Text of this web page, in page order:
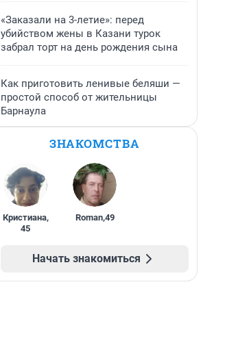
«Заказали на 3-летие»: перед
убийством жены в Казани турок
забрал торт на день рождения сына
Как приготовить ленивые беляши —
простой способ от жительницы
Барнаула
ЗНАКОМСТВА
Кристиана,
45
Roman,49
Начать знакомиться